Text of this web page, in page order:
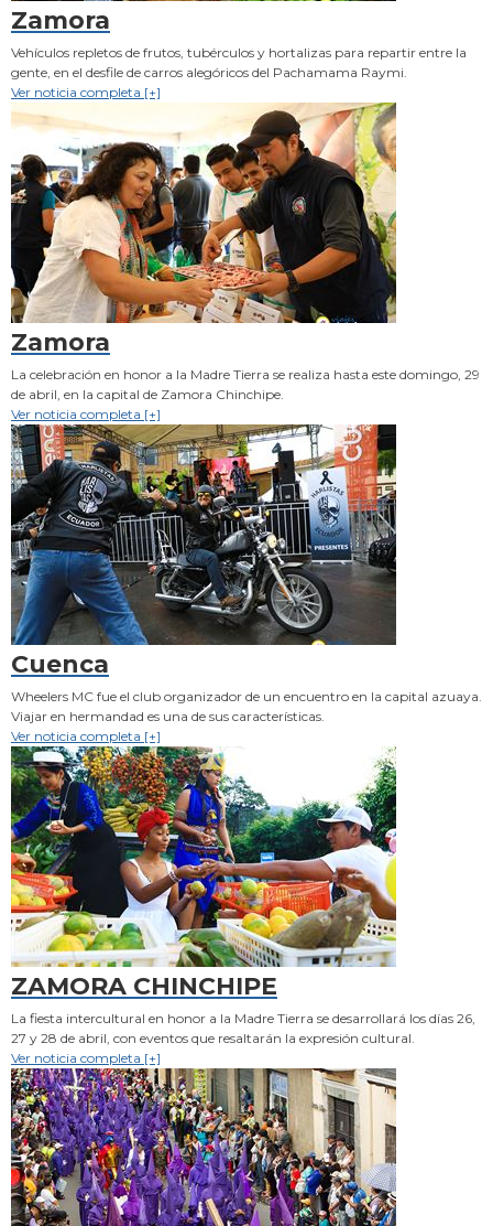
Zamora
Vehículos repletos de frutos, tubérculos y hortalizas para repartir entre la
gente, en el desfile de carros alegóricos del Pachamama Raymi.
Ver noticia completa [+]
Zamora
La celebración en honor a la Madre Tierra se realiza hasta este domingo, 29
de abril, en la capital de Zamora Chinchipe.
Ver noticia completa [+]
Cuenca
Wheelers MC fue el club organizador de un encuentro en la capital azuaya.
Viajar en hermandad es una de sus características.
Ver noticia completa [+]
ZAMORA CHINCHIPE
La fiesta intercultural en honor a la Madre Tierra se desarrollará los días 26,
27 y 28 de abril, con eventos que resaltarán la expresión cultural.
Ver noticia completa [+]